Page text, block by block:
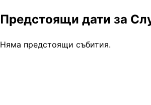
Предстоящи дати за
Няма предстоящи събития.